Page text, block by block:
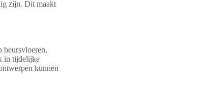
zijn. Dit maakt
beursvloeren,
in tijdelijke
kunnen